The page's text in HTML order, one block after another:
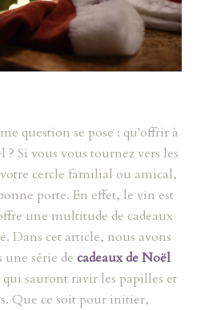
question se pose : qu'offrir à
Si vous vous tournez vers les
cercle familial ou amical,
porte. En effet, le vin est
une multitude de cadeaux
Dans cet article, nous avons
série de cadeaux de Noël
qui sauront ravir les papilles et
Que ce soit pour initier,